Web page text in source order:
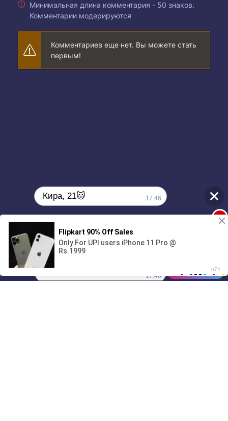
Минимальная длина комментария - 50 знаков.
Комментарии модерируются
Комментариев еще нет. Вы можете стать
первым!
01/07
00:00
Кира, 21🐱 17:46
Поиграешь со мной? 💖🐾 1